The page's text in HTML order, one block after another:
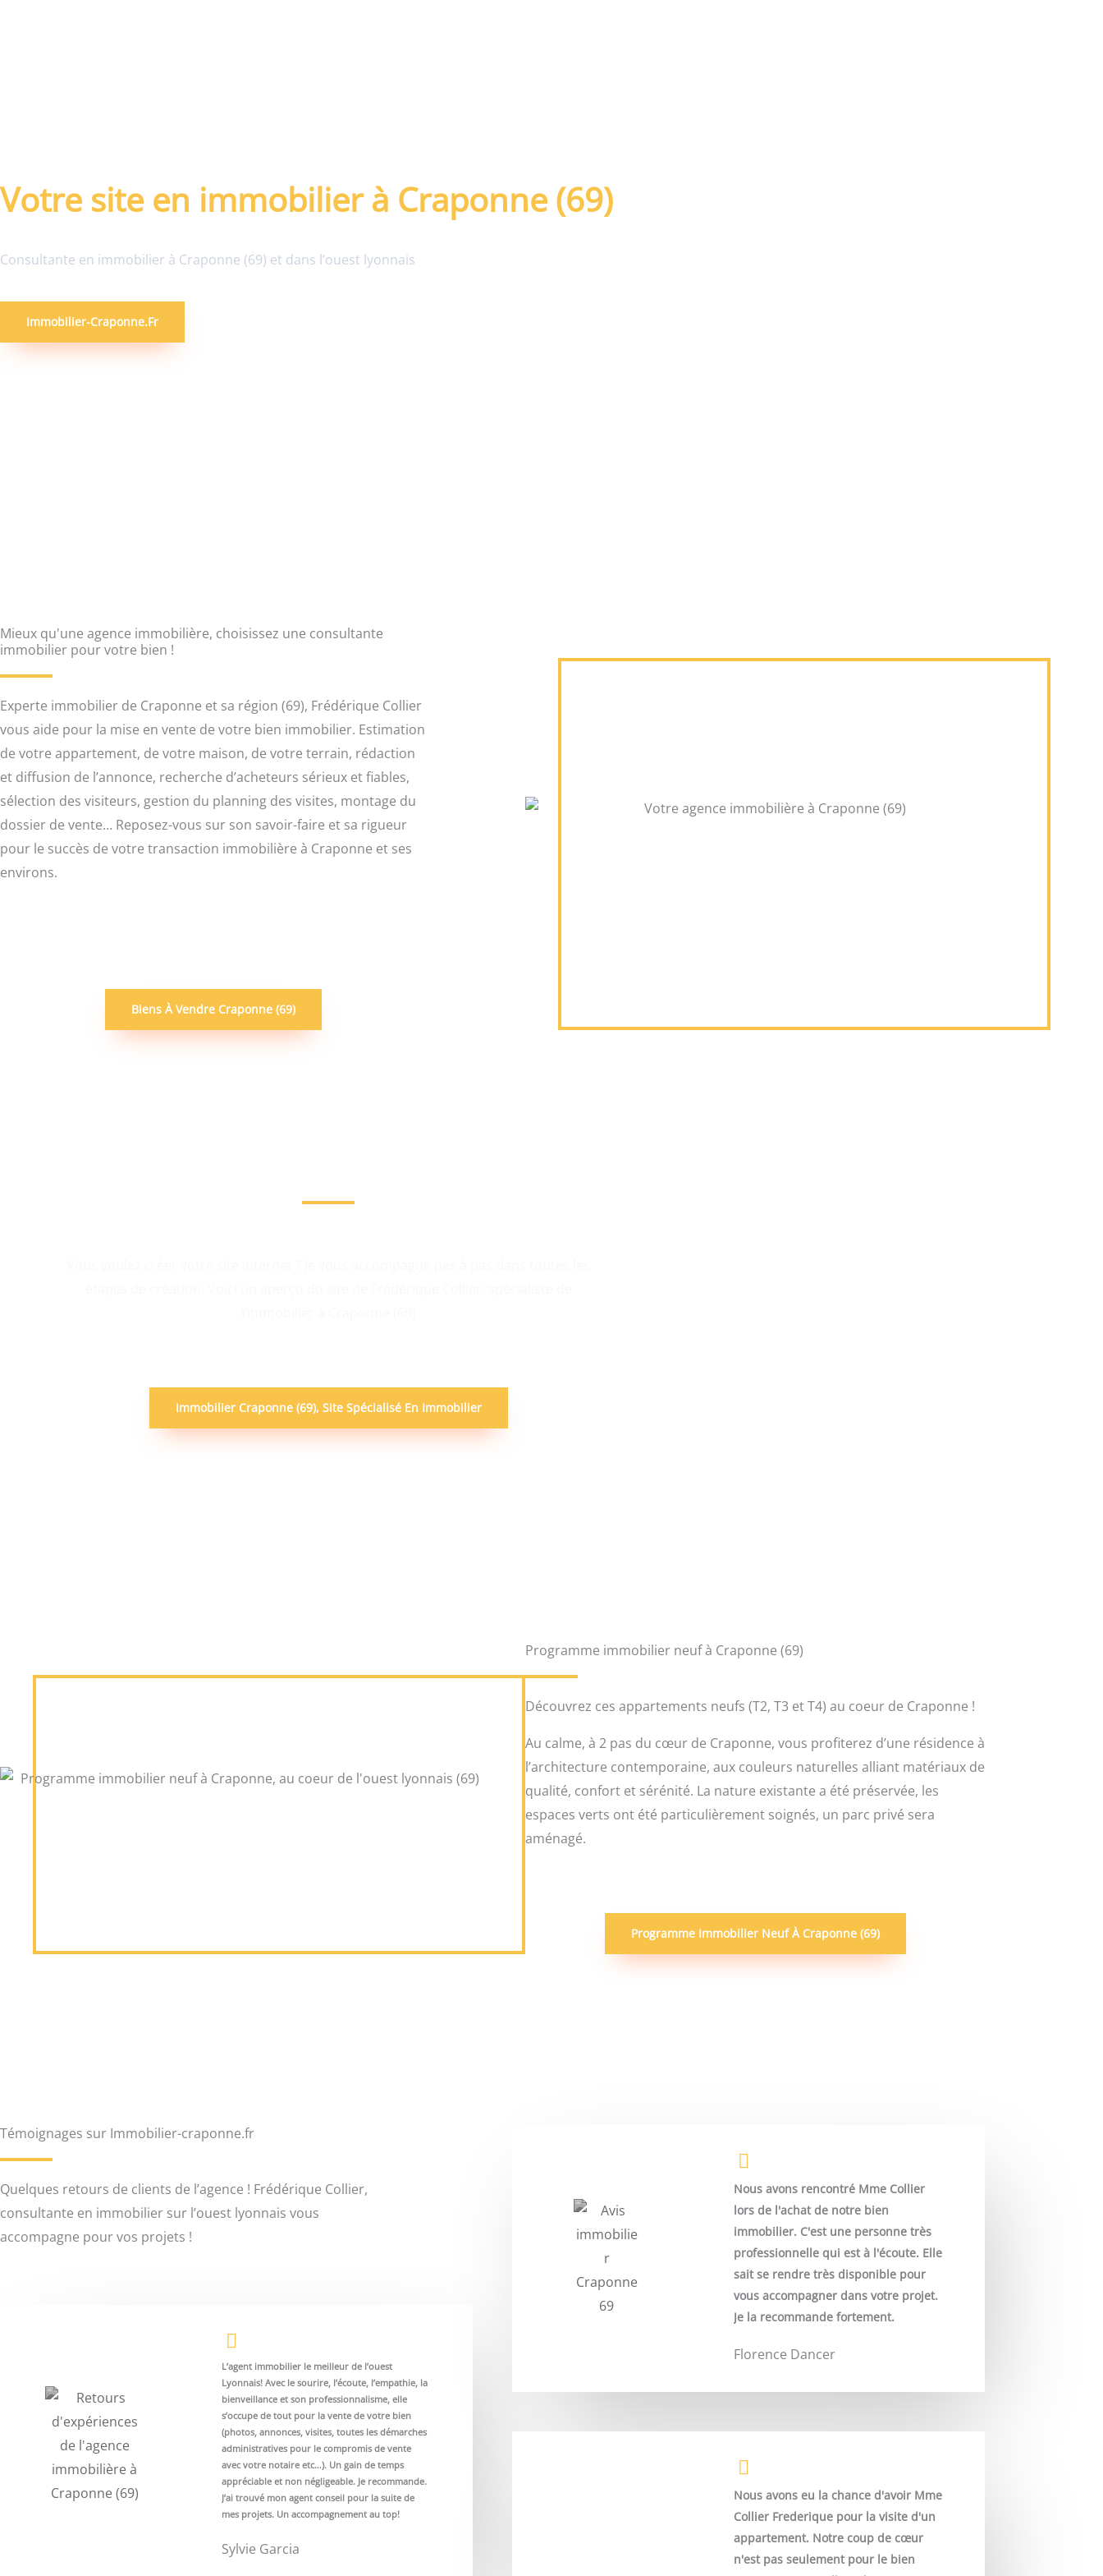
Votre site en immobilier à Craponne |
Consultante en immobilier à Craponne (69) et dans l’ouest lyonnais
Immobilier-Craponne.fr
Mieux qu'une agence immobilière, choisissez une consultante
immobilier pour votre bien !
Experte immobilier de Craponne et sa région (69), Frédérique Collier
vous aide pour la mise en vente de votre bien immobilier. Estimation
de votre appartement, de votre maison, de votre terrain, rédaction
et diffusion de l’annonce, recherche d’acheteurs sérieux et fiables,
sélection des visiteurs, gestion du planning des visites, montage du
dossier de vente… Reposez-vous sur son savoir-faire et sa rigueur
pour le succès de votre transaction immobilière à Craponne et ses
environs.
Biens À Vendre Craponne (69)
Immobilier Craponne (69), Site Spécialisé En Immobilier
Programme immobilier neuf à Craponne (69)
Découvrez ces appartements neufs (T2, T3 et T4) au coeur de Craponne !
Au calme, à 2 pas du cœur de Craponne, vous profiterez d’une résidence à
l’architecture contemporaine, aux couleurs naturelles alliant matériaux de
qualité, confort et sérénité. La nature existante a été préservée, les
espaces verts ont été particulièrement soignés, un parc privé sera
aménagé.
Programme Immobilier Neuf À Craponne (69)
Témoignages sur Immobilier-craponne.fr
Quelques retours de clients de l’agence ! Frédérique Collier,
consultante en immobilier sur l’ouest lyonnais vous
accompagne pour vos projets !
L’agent immobilier le meilleur de l’ouest
Lyonnais! Avec le sourire, l’écoute, l’empathie, la
bienveillance et son professionnalisme, elle
s’occupe de tout pour la vente de votre bien
(photos, annonces, visites, toutes les démarches
administratives pour le compromis de vente
avec votre notaire etc…). Un gain de temps
appréciable et non négligeable. Je recommande.
J’ai trouvé mon agent conseil pour la suite de
mes projets. Un accompagnement au top!
Sylvie Garcia
Nous avons rencontré Mme Collier
lors de l'achat de notre bien
immobilier. C'est une personne très
professionnelle qui est à l'écoute. Elle
sait se rendre très disponible pour
vous accompagner dans votre projet.
Je la recommande fortement.
Florence Dancer
Nous avons eu la chance d'avoir Mme
Collier Frederique pour la visite d'un
appartement. Notre coup de cœur
n'est pas seulement pour le bien